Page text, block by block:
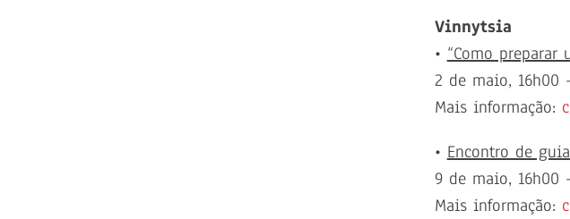
Vinnytsia
• “Como
2 de maio, 16h00
Mais informação:
• Encontro de
9 de maio, 16h00
Mais informação: